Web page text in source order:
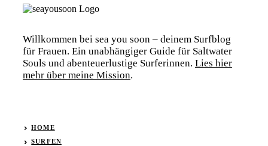
Willkommen bei sea you soon – deinem Surfblog
für Frauen. Ein unabhängiger Guide für Saltwater
Souls und abenteuerlustige Surferinnen. Lies hier
mehr über meine Mission.
HOME
SURFEN